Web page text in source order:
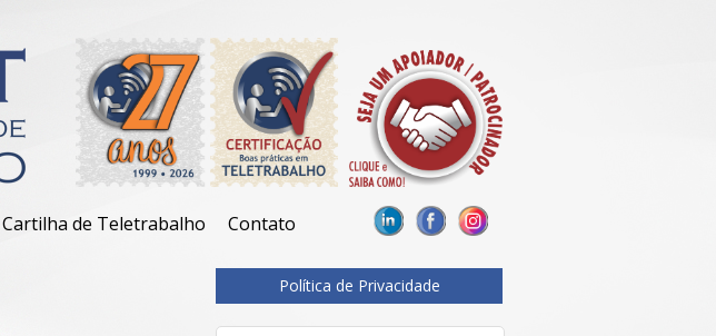
Cartilha de Teletrabalho Contato
Política de Privacidade